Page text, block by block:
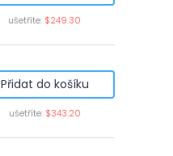
ušetříte: $249.30
Přidat do košíku
ušetříte: $343.20